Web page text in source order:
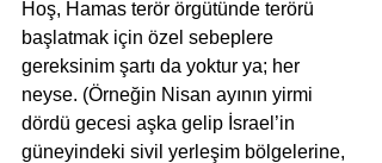
Hoş, Hamas terör örgütünde terörü
başlatmak için özel sebeplere
gereksinim şartı da yoktur ya; her
neyse. (Örneğin Nisan ayının yirmi
dördü gecesi aşka gelip İsrael’in
güneyindeki sivil yerleşim bölgelerine,